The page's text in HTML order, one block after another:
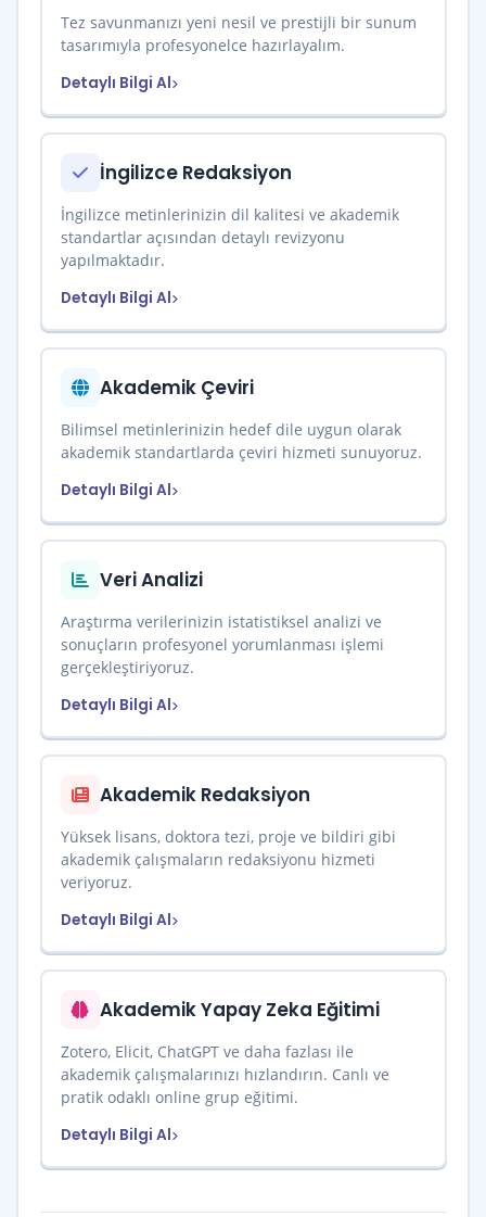
Tez savunmanızı yeni nesil ve prestijli bir sunum
tasarımıyla profesyonelce hazırlayalım.
Detaylı Bilgi Al
İngilizce Redaksiyon
İngilizce metinlerinizin dil kalitesi ve akademik
standartlar açısından detaylı revizyonu
yapılmaktadır.
Detaylı Bilgi Al
Akademik Çeviri
Bilimsel metinlerinizin hedef dile uygun olarak
akademik standartlarda çeviri hizmeti sunuyoruz.
Detaylı Bilgi Al
Veri Analizi
Araştırma verilerinizin istatistiksel analizi ve
sonuçların profesyonel yorumlanması işlemi
gerçekleştiriyoruz.
Detaylı Bilgi Al
Akademik Redaksiyon
Yüksek lisans, doktora tezi, proje ve bildiri gibi
akademik çalışmaların redaksiyonu hizmeti
veriyoruz.
Detaylı Bilgi Al
Akademik Yapay Zeka Eğitimi
Zotero, Elicit, ChatGPT ve daha fazlası ile
akademik çalışmalarınızı hızlandırın. Canlı ve
pratik odaklı online grup eğitimi.
Detaylı Bilgi Al